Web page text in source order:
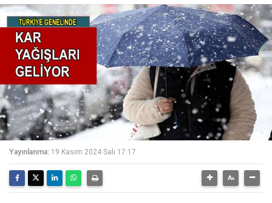
Yayınlanma: 19 Kasım 2024 Salı 17:17